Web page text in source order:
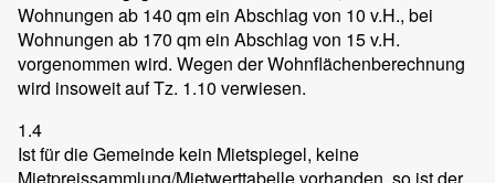
Wohnungen ab 140 qm ein Abschlag von 10 v.H., bei
Wohnungen ab 170 qm ein Abschlag von 15 v.H.
vorgenommen wird. Wegen der Wohnflächenberechnung
wird insoweit auf Tz. 1.10 verwiesen.
1.4
Ist für die Gemeinde kein Mietspiegel, keine
Mietpreissammlung/Mietwerttabelle vorhanden, so ist der